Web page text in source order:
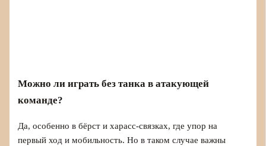
Можно ли играть без танка в атакующей
команде?
Да, особенно в бёрст и харасс-связках, где упор на
первый ход и мобильность. Но в таком случае важны